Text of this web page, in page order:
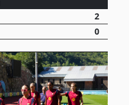
2
0